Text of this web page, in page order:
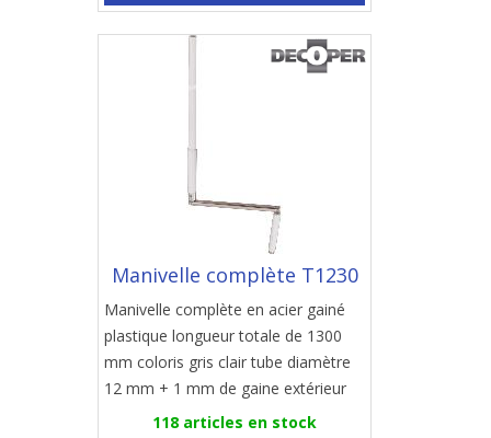
Manivelle complète T1230
Manivelle complète en acier gainé
plastique longueur totale de 1300
mm coloris gris clair tube diamètre
12 mm + 1 mm de gaine extérieur
118 articles en stock